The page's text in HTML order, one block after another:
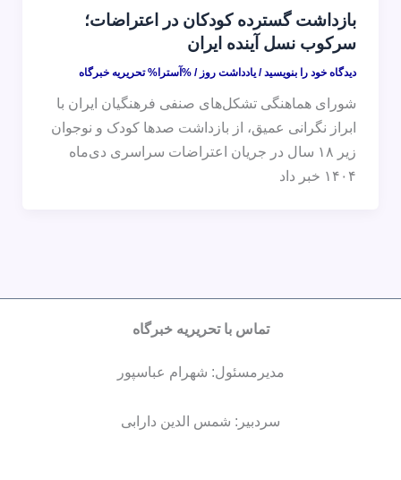
بازداشت گسترده کودکان در اعتراضات؛
سرکوب نسل آینده ایران
دیدگاه‌ خود را بنویسید / یادداشت روز / %آسترا% تحریریه خبرگاه
شورای هماهنگی تشکل‌های صنفی فرهنگیان ایران با
ابراز نگرانی عمیق، از بازداشت صدها کودک و نوجوان
زیر ۱۸ سال در جریان اعتراضات سراسری دی‌ماه
۱۴۰۴ خبر داد
تماس با تحریریه خبرگاه
مدیرمسئول: شهرام عباسپور
سردبیر: شمس الدین دارابی